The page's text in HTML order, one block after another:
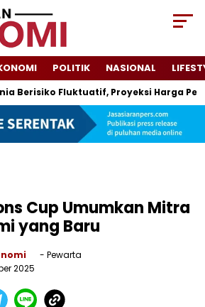
POLITIK NASIONAL
Fluktuatif, Proyeksi Harga
Cup Umumkan Mitra
yang Baru
- Pewarta
2025